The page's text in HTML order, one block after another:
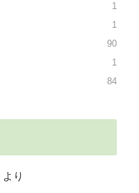
1
1
90
1
84
より